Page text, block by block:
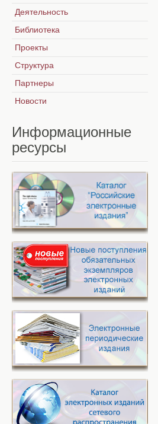
Деятельность
Библиотека
Проекты
Структура
Партнеры
Новости
Информационные
ресурсы